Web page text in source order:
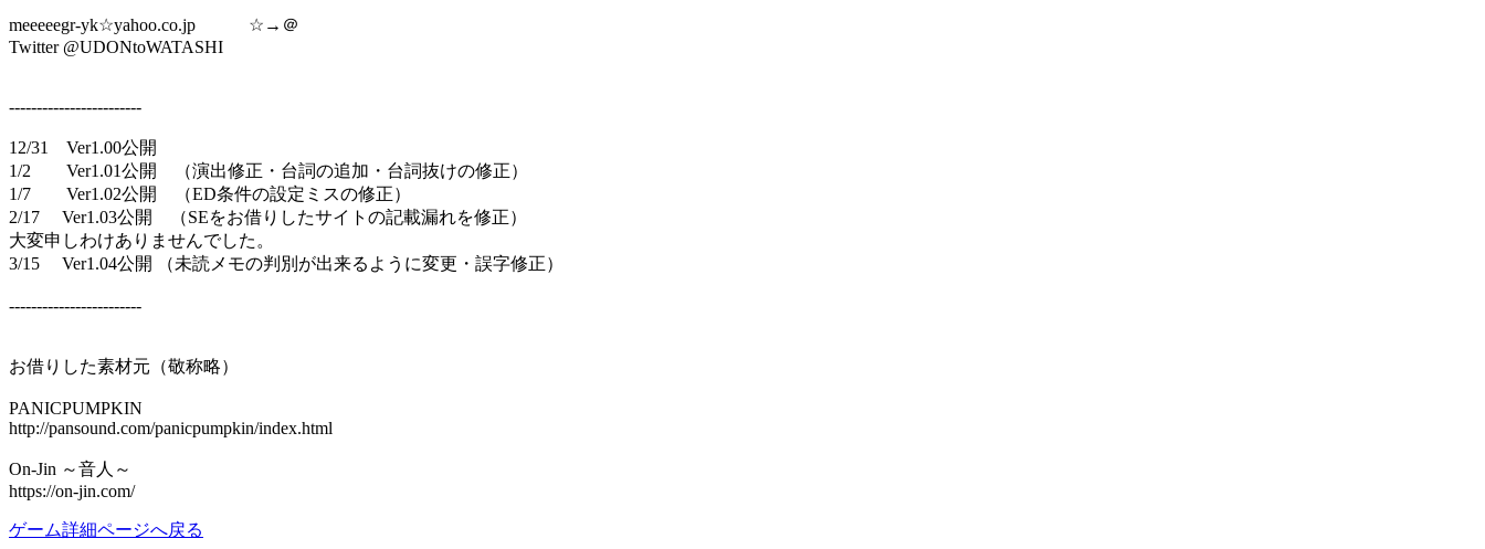
meeeeegr-yk☆yahoo.co.jp ☆→＠
Twitter @UDONtoWATASHI
------------------------
12/31 Ver1.00公開
1/2 Ver1.01公開 （演出修正・台詞の追加・台詞抜けの修正）
1/7 Ver1.02公開 （ED条件の設定ミスの修正）
2/17 Ver1.03公開 （SEをお借りしたサイトの記載漏れを修正）
大変申しわけありませんでした。
3/15 Ver1.04公開 （未読メモの判別が出来るように変更・誤字修正）
------------------------
お借りした素材元（敬称略）
PANICPUMPKIN
http://pansound.com/panicpumpkin/index.html
On-Jin ～音人～
https://on-jin.com/
ゲーム詳細ページへ戻る